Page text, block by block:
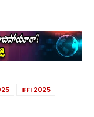
IFFI 2025